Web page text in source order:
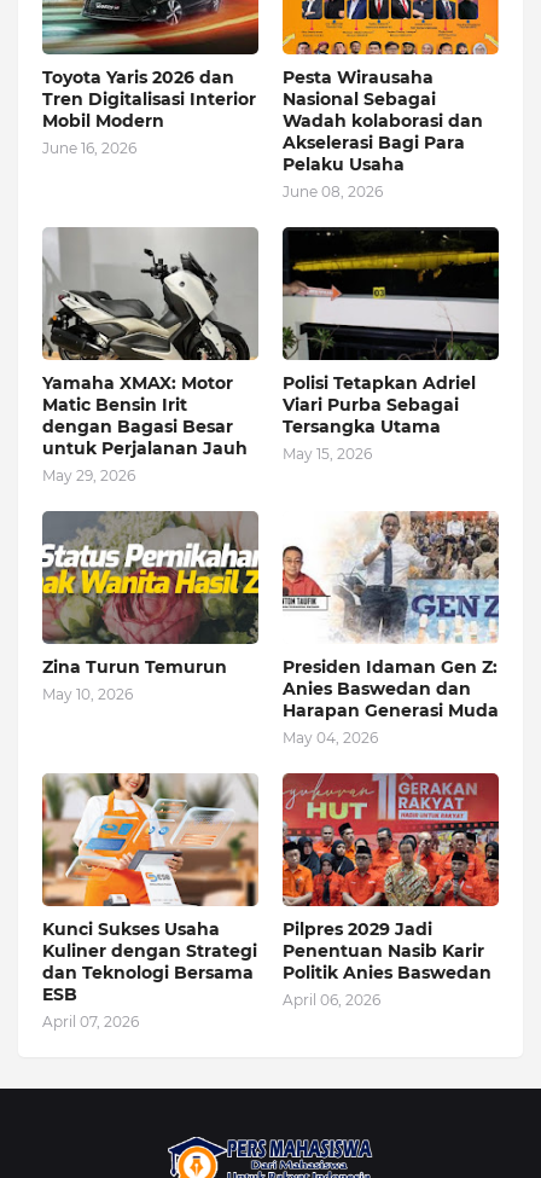
Toyota Yaris 2026 dan
Tren Digitalisasi Interior
Mobil Modern
June 16, 2026
Pesta Wirausaha
Nasional Sebagai
Wadah kolaborasi dan
Akselerasi Bagi Para
Pelaku Usaha
June 08, 2026
Yamaha XMAX: Motor
Matic Bensin Irit
dengan Bagasi Besar
untuk Perjalanan Jauh
May 29, 2026
Polisi Tetapkan Adriel
Viari Purba Sebagai
Tersangka Utama
May 15, 2026
Zina Turun Temurun
May 10, 2026
Presiden Idaman Gen Z:
Anies Baswedan dan
Harapan Generasi Muda
May 04, 2026
Kunci Sukses Usaha
Kuliner dengan Strategi
dan Teknologi Bersama
ESB
April 07, 2026
Pilpres 2029 Jadi
Penentuan Nasib Karir
Politik Anies Baswedan
April 06, 2026